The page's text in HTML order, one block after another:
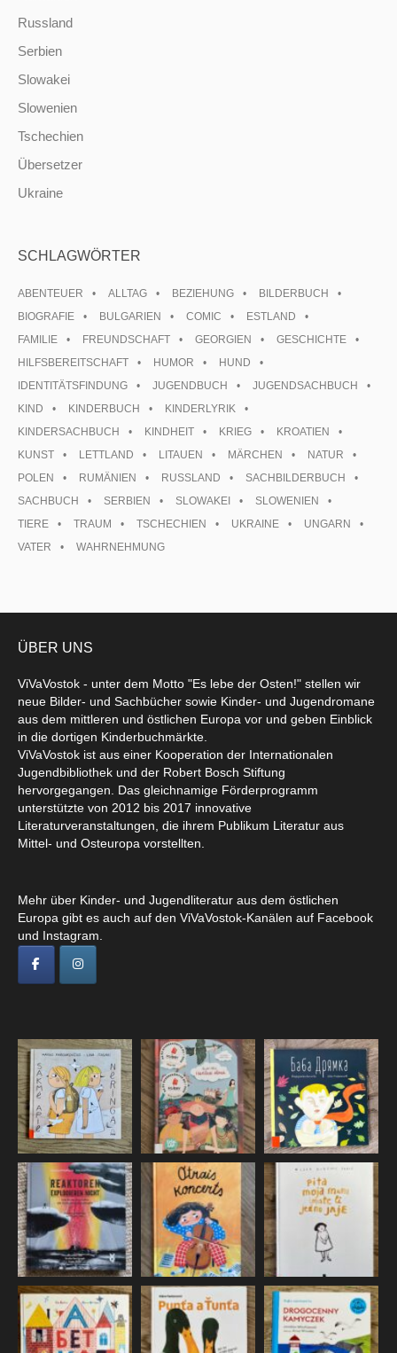
Russland
Serbien
Slowakei
Slowenien
Tschechien
Übersetzer
Ukraine
SCHLAGWÖRTER
ABENTEUER ALLTAG BEZIEHUNG
BILDERBUCH
BIOGRAFIE
BULGARIEN COMIC
ESTLAND
FAMILIE
FREUNDSCHAFT GEORGIEN
GESCHICHTE
HILFSBEREITSCHAFT
HUMOR
HUND
IDENTITÄTSFINDUNG
JUGENDBUCH
JUGENDSACHBUCH
KIND
KINDERBUCH
KINDERLYRIK
KINDERSACHBUCH
KINDHEIT KRIEG
KROATIEN
KUNST
LETTLAND LITAUEN MÄRCHEN
NATUR
POLEN
RUMÄNIEN RUSSLAND
SACHBILDERBUCH
SACHBUCH
SERBIEN SLOWAKEI
SLOWENIEN
TIERE
TRAUM TSCHECHIEN UKRAINE
UNGARN
VATER
WAHRNEHMUNG
ÜBER UNS
ViVaVostok - unter dem Motto "Es lebe der Osten!" stellen wir
neue Bilder- und Sachbücher sowie Kinder- und Jugendromane
aus dem mittleren und östlichen Europa vor und geben Einblick
in die dortigen Kinderbuchmärkte.
ViVaVostok ist aus einer Kooperation der Internationalen
Jugendbibliothek und der Robert Bosch Stiftung
hervorgegangen. Das gleichnamige Förderprogramm
unterstützte von 2012 bis 2017 innovative
Literaturveranstaltungen, die ihrem Publikum Literatur aus
Mittel- und Osteuropa vorstellten.
Mehr über Kinder- und Jugendliteratur aus dem östlichen
Europa gibt es auch auf den ViVaVostok-Kanälen auf Facebook
und Instagram.